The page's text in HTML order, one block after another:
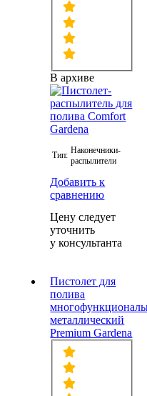
В архиве
Тип: Наконечники-
распылители
Добавить к
сравнению
Цену следует
уточнить
у консультанта
Пистолет для
полива
металлический
Premium Gardena